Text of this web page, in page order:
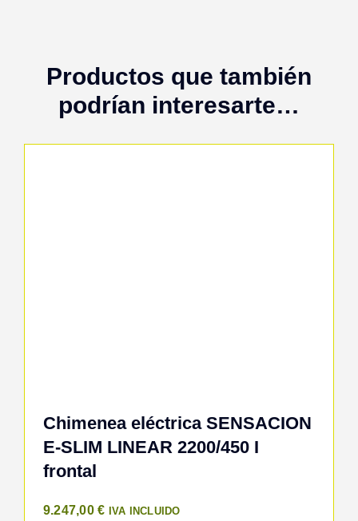
Productos que también
podrían interesarte…
Chimenea eléctrica SENSACION
E-SLIM LINEAR 2200/450 I
frontal
9.247,00€ IVA INCLUIDO